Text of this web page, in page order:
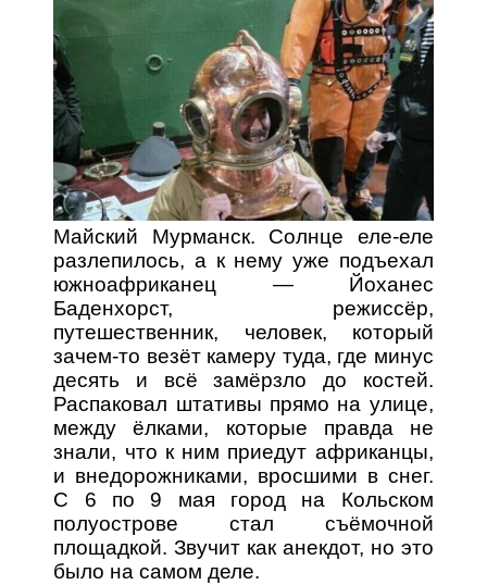
Майский Мурманск. Солнце еле-еле
разлепилось, а к нему уже подъехал
южноафриканец — Йоханес
Баденхорст, режиссёр,
путешественник, человек, который
зачем-то везёт камеру туда, где минус
десять и всё замёрзло до костей.
Распаковал штативы прямо на улице,
между ёлками, которые правда не
знали, что к ним приедут африканцы,
и внедорожниками, вросшими в снег.
С 6 по 9 мая город на Кольском
полуострове стал съёмочной
площадкой. Звучит как анекдот, но это
было на самом деле.